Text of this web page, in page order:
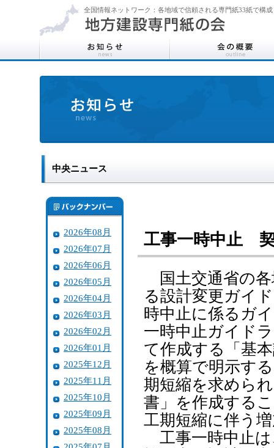
全国情報ネットワーク：各地域で信頼される専門紙33紙で構成
中央ニュース
2026年08月
2026年07月
2026年06月
2026年05月
2026年04月
2026年03月
2026年02月
2026年01月
2025年12月
2025年11月
2025年10月
2025年09月
2025年08月
工事一時中止
国土交通省の各
る設計変更ガイ
時中止に係るガ
一時中止ガイド
て作成する「基
を概算で明示す
期短縮を求めら
書」を作成する
工期短縮に伴う
工事一時中止は